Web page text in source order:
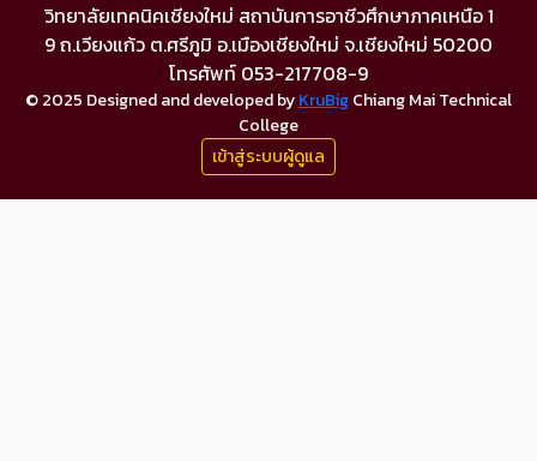
วิทยาลัยเทคนิคเชียงใหม่ สถาบันการอาชีวศึกษาภาคเหนือ 1
9 ถ.เวียงแก้ว ต.ศรีภูมิ อ.เมืองเชียงใหม่ จ.เชียงใหม่ 50200
โทรศัพท์ 053-217708-9
© 2025 Designed and developed byKruBigChiang Mai Technical
College
เข้าสู่ระบบผู้ดูแล